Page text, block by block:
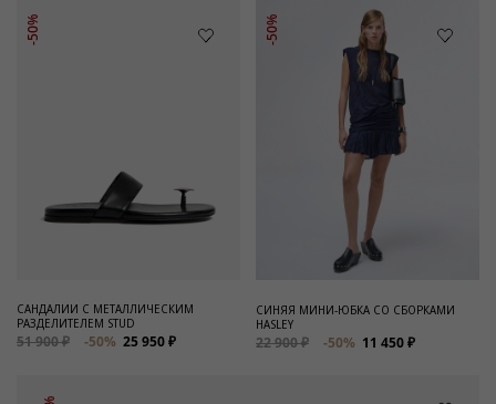
-50%
САНДАЛИИ С МЕТАЛЛИЧЕСКИМ
РАЗДЕЛИТЕЛЕМ STUD
51 900 ₽ -50% 25 950 ₽
-50%
СИНЯЯ МИНИ-ЮБКА СО СБОРКАМИ
HASLEY
22 900 ₽ -50% 11 450 ₽